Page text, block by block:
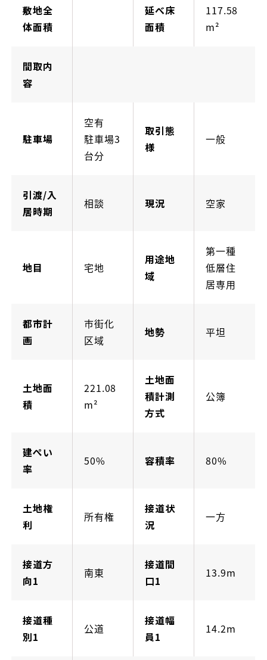
敷地全
体面積
延べ床
面積
117.58
m²
間取内
容
駐車場
空有
駐車場3
台分
取引態
様
一般
引渡/入
居時期
相談 現況 空家
地目 宅地
用途地
域
第一種
低層住
居専用
都市計
画
市街化
区域
地勢 平坦
土地面
積
221.08
m²
土地面
積計測
方式
公簿
建ぺい
率
50% 容積率 80%
土地権
利
所有権
接道状
況
一方
接道方
向1
南東
接道間
口1
13.9m
接道種
別1
公道
接道幅
員1
14.2m